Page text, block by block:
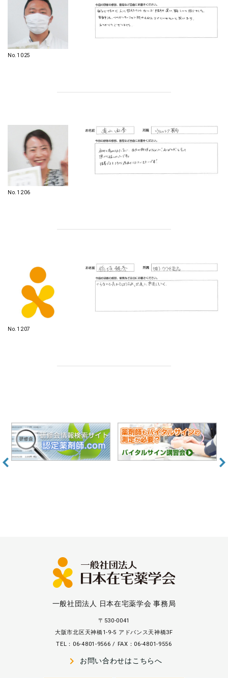
No.1025
No.1206
No.1207
一般社団法人 日本在宅薬学会 事務局
〒530-0041
大阪市北区天神橋1-9-5 アドバンス天神橋3F
TEL：06-4801-9566 / FAX：06-4801-9556
navigate_next お問い合わせはこちらへ